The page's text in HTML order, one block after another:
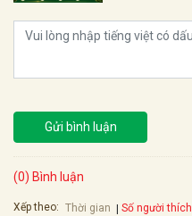
Gửi bình luận
(0) Bình luận
Xếp theo: Thời gian Số người thích